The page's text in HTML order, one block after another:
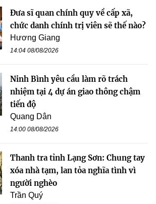
Đưa sĩ quan chính quy về cấp xã,
chức danh chính trị viên sẽ thế nào?
Hương Giang
14:04 08/08/2026
Ninh Bình yêu cầu làm rõ trách
nhiệm tại 4 dự án giao thông chậm
tiến độ
Quang Dân
14:00 08/08/2026
Thanh tra tỉnh Lạng Sơn: Chung tay
xóa nhà tạm, lan tỏa nghĩa tình vì
người nghèo
Trần Quý